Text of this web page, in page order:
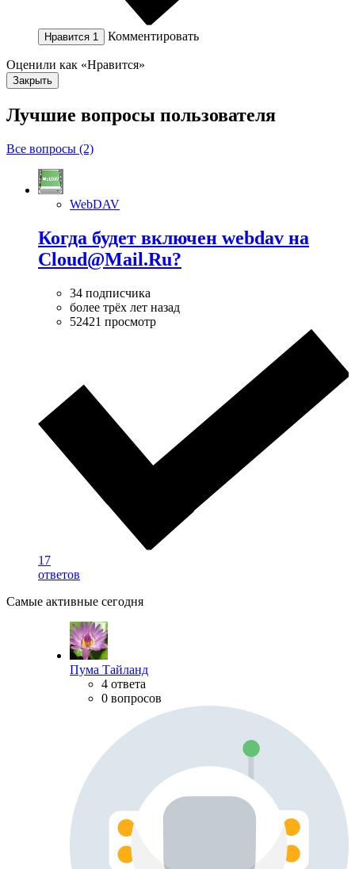
Нравится 1 Комментировать
Оценили как «Нравится»
Закрыть
Лучшие вопросы пользователя
Все вопросы (2)
WebDAV
Когда будет включен webdav на
Cloud@Mail.Ru?
34 подписчика
более трёх лет назад
52421 просмотр
17
ответов
Самые активные сегодня
Пума Тайланд
4 ответа
0 вопросов